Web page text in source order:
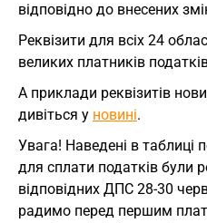
відповідно до внесених
Реквізити для всіх 24
великих платників
А приклади реквізитів
дивіться у новині.
Увага! Наведені в таблиці
для сплати податків були
відповідних ДПС 28-30
радимо перед першим